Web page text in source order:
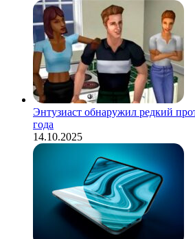
Энтузиаст обнаружил редкий
года
14.10.2025